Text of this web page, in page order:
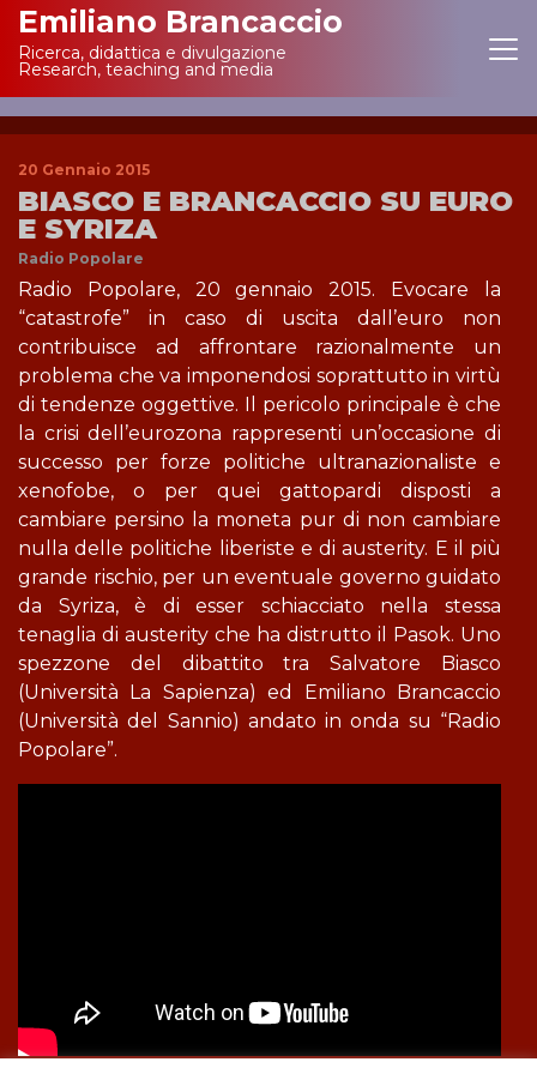
Main Navigation
Emiliano Brancaccio
Ricerca, didattica e divulgazione
Research, teaching and media
20 Gennaio 2015
BIASCO E BRANCACCIO SU EURO
E SYRIZA
Radio Popolare
Radio Popolare, 20 gennaio 2015. Evocare la
“catastrofe” in caso di uscita dall’euro non
contribuisce ad affrontare razionalmente un
problema che va imponendosi soprattutto in virtù
di tendenze oggettive. Il pericolo principale è che
la crisi dell’eurozona rappresenti un’occasione di
successo per forze politiche ultranazionaliste e
xenofobe, o per quei gattopardi disposti a
cambiare persino la moneta pur di non cambiare
nulla delle politiche liberiste e di austerity. E il più
grande rischio, per un eventuale governo guidato
da Syriza, è di esser schiacciato nella stessa
tenaglia di austerity che ha distrutto il Pasok. Uno
spezzone del dibattito tra Salvatore Biasco
(Università La Sapienza) ed Emiliano Brancaccio
(Università del Sannio) andato in onda su “Radio
Popolare”.